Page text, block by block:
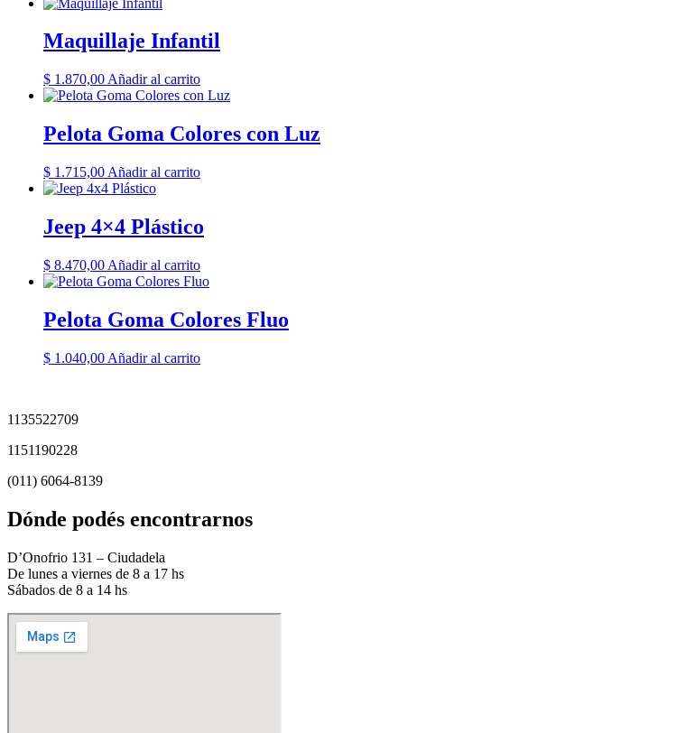
Maquillaje Infantil
$ 1.870,00 Añadir al carrito
Pelota Goma Colores con Luz
$ 1.715,00 Añadir al carrito
Jeep 4×4 Plástico
$ 8.470,00 Añadir al carrito
Pelota Goma Colores Fluo
$ 1.040,00 Añadir al carrito
1135522709
1151190228
(011) 6064-8139
Dónde podés encontrarnos
D’Onofrio 131 – Ciudadela
De lunes a viernes de 8 a 17 hs
Sábados de 8 a 14 hs